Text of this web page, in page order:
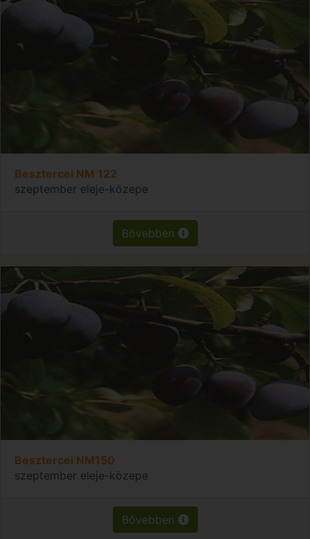
Besztercei NM 122
szeptember eleje-közepe
Bővebben
Besztercei NM150
szeptember eleje-közepe
Bővebben